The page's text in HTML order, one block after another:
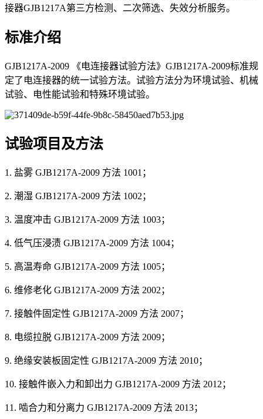
接器GJB1217A第三方检测、二次筛选、失效分析服务。
标准介绍
GJB1217A-2009 《电连接器试验方法》GJB1217A-2009标准规
定了电连接器的统一试验方法。试验方法分为环境试验、机械
试验、电性能试验和特殊环境试验。
试验项目及方法
1. 盐雾 GJB1217A-2009 方法 1001；
2. 潮湿 GJB1217A-2009 方法 1002；
3. 温度冲击 GJB1217A-2009 方法 1003；
4. 低气压浸渍 GJB1217A-2009 方法 1004；
5. 高温寿命 GJB1217A-2009 方法 1005；
6. 维修老化 GJB1217A-2009 方法 2002；
7. 接触件固定性 GJB1217A-2009 方法 2007；
8. 电缆拉脱 GJB1217A-2009 方法 2009；
9. 绝缘安装板固定性 GJB1217A-2009 方法 2010；
10. 接触件嵌入力和卸出力 GJB1217A-2009 方法 2012；
11. 啮合力和分离力 GJB1217A-2009 方法 2013；